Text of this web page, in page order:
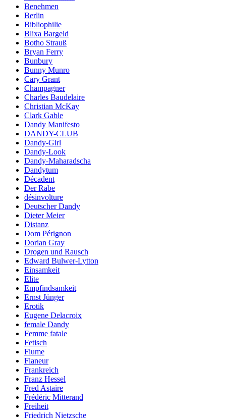
Benehmen
Berlin
Bibliophilie
Blixa Bargeld
Botho Strauß
Bryan Ferry
Bunbury
Bunny Munro
Cary Grant
Champagner
Charles Baudelaire
Christian McKay
Clark Gable
Dandy Manifesto
DANDY-CLUB
Dandy-Girl
Dandy-Look
Dandy-Maharadscha
Dandytum
Décadent
Der Rabe
désinvolture
Deutscher Dandy
Dieter Meier
Distanz
Dom Pérignon
Dorian Gray
Drogen und Rausch
Edward Bulwer-Lytton
Einsamkeit
Elite
Empfindsamkeit
Ernst Jünger
Erotik
Eugene Delacroix
female Dandy
Femme fatale
Fetisch
Fiume
Flaneur
Frankreich
Franz Hessel
Fred Astaire
Frédéric Mitterand
Freiheit
Friedrich Nietzsche